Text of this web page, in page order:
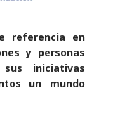
referencia en
y personas
iniciativas
un mundo